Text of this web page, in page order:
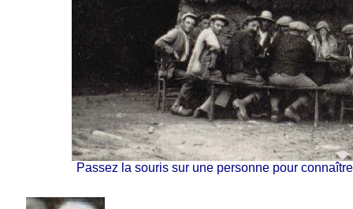
Passez la souris sur une personne pour